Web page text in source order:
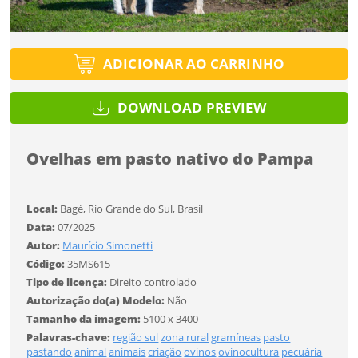
ADICIONAR AO CARRINHO
DOWNLOAD PREVIEW
Ovelhas em pasto nativo do Pampa
Local: Bagé, Rio Grande do Sul, Brasil
Data:07/2025
Autor: Maurício Simonetti
Código:35MS615
Tipo de licença: Direito controlado
Autorização do(a) Modelo: Não
Tamanho da imagem: 5100 x 3400
Palavras-chave: região sulzona rural gramíneas pasto
pastando animalanimaiscriação ovinosovinocultura pecuária
Tipo de projeto
Selecione
Tamanho
Título do projeto
Tipo de projeto
Utilização
Formato
Tamanho
ENTRAR
ENTRAR
Desejo receber novidades sobre a Pulsar Imagens
Li e concordo com os Termos de Uso do site
Selecione
Utilização
Tamanho